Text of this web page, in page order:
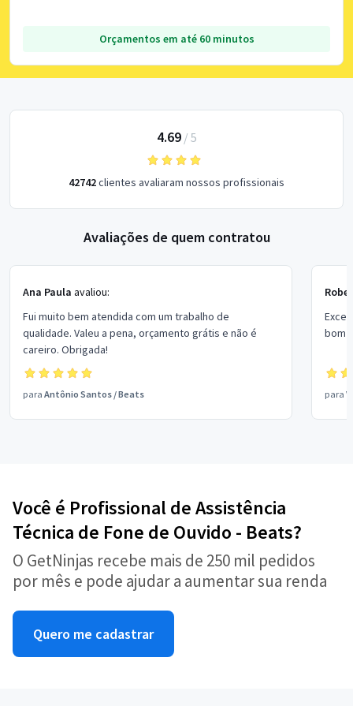
Orçamentos em até 60 minutos
4.69/ 5
42742clientes avaliaram nossos profissionais
Avaliações de quem contratou
Ana Paula avaliou:
Fui muito bem atendida com um trabalho de
qualidade. Valeu a pena, orçamento grátis e não é
careiro. Obrigada!
para Antônio Santos /Beats
bom
para
Você é Profissional de Assistência
Técnica de Fone de Ouvido - Beats?
O GetNinjas recebe mais de 250 mil pedidos
por mês e pode ajudar a aumentar sua renda
Quero me cadastrar